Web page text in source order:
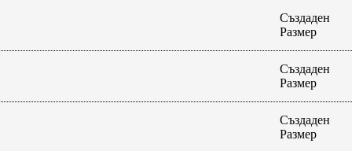
Създаден
Размер
Създаден
Размер
Създаден
Размер